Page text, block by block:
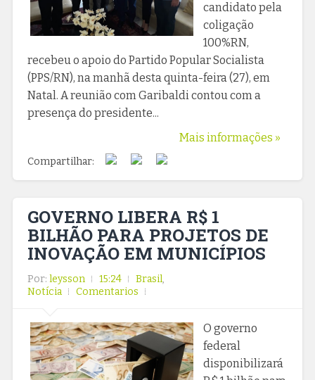
candidato pela
coligação
100%RN,
recebeu o apoio do Partido Popular Socialista
(PPS/RN), na manhã desta quinta-feira (27), em
Natal. A reunião com Garibaldi contou com a
presença do presidente...
Mais informações »
Compartilhar:
GOVERNO LIBERA R$ 1
BILHÃO PARA PROJETOS DE
INOVAÇÃO EM MUNICÍPIOS
Por: leysson 15:24 Brasil,
Notícia
Comentarios
O governo
federal
disponibilizará